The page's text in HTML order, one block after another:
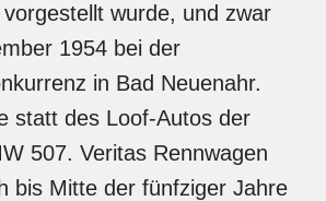
wurde, und zwar
1954 bei der
in Bad Neuenahr.
statt des Loof-Autos der
507. Veritas Rennwagen
bis Mitte der fünfziger Jahre